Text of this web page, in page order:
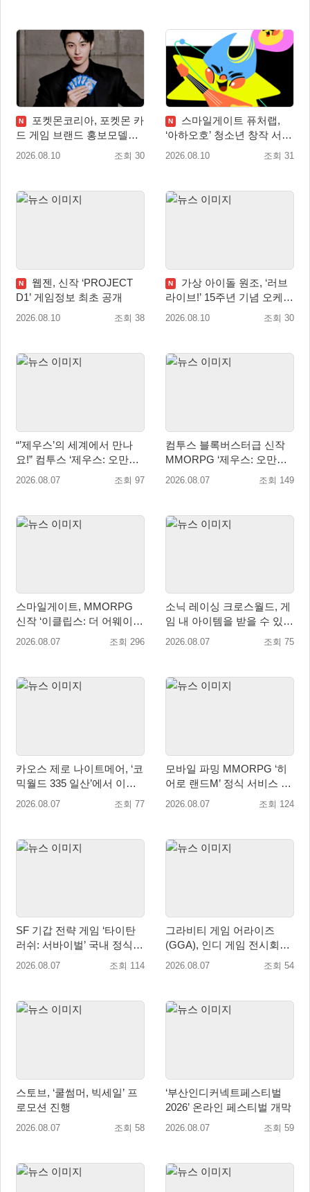
N
포켓몬코리아, 포켓몬 카
드 게임 브랜드 홍보모델로
배우 변우석 선정!
2026.08.10 조회 30
N
스마일게이트 퓨처랩,
‘아하오호’ 청소년 창작 서포
터즈 ‘아크크’ 1기 발족
2026.08.10 조회 31
N
웹젠, 신작 ‘PROJECT
D1’ 게임정보 최초 공개
2026.08.10 조회 38
N
가상 아이돌 원조, ‘러브
라이브!’ 15주년 기념 오케스
트라 콘서트 10월 5일 서울
2026.08.10 조회 30
“’제우스’의 세계에서 만나
요!” 컴투스 ‘제우스: 오만의
신’ 쇼케이스 찾은 배우 박지
2026.08.07 조회 97
컴투스 블록버스터급 신작
MMORPG ‘제우스: 오만의
신’, 8월 26일 출시!
2026.08.07 조회 149
스마일게이트, MMORPG
신작 ‘이클립스: 더 어웨이크
닝’ 9월 10일 론칭!
2026.08.07 조회 296
소닉 레이싱 크로스월드, 게
임 내 아이템을 받을 수 있는
‘레전드 대회 라운드 7’ 개최!
2026.08.07 조회 75
카오스 제로 나이트메어, ‘코
믹월드 335 일산’에서 이용
자 소통 예고
2026.08.07 조회 77
모바일 파밍 MMORPG ‘히
어로 랜드M’ 정식 서비스 돌
입
2026.08.07 조회 124
SF 기갑 전략 게임 ‘타이탄
러쉬: 서바이벌’ 국내 정식
출시
2026.08.07 조회 114
그라비티 게임 어라이즈
(GGA), 인디 게임 전시회
‘도쿄 게임 던전 13’ 참가!
2026.08.07 조회 54
스토브, ‘쿨썸머, 빅세일’ 프
로모션 진행
2026.08.07 조회 58
‘부산인디커넥트페스티벌
2026’ 온라인 페스티벌 개막
2026.08.07 조회 59